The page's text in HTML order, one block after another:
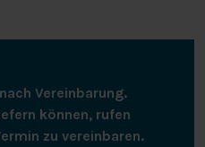
Vereinbarung.
können, rufen
zu vereinbaren.